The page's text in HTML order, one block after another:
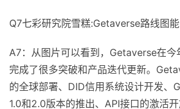
Q7七彩研究院雪糕:Getaverse路线图能
A7：从图片可以看到，Getaverse在今
完成了很多突破和产品迭代更新。
的全球部署、DID信用系统设计开发、
1.0和2.0版本的推出、API接口的激活开